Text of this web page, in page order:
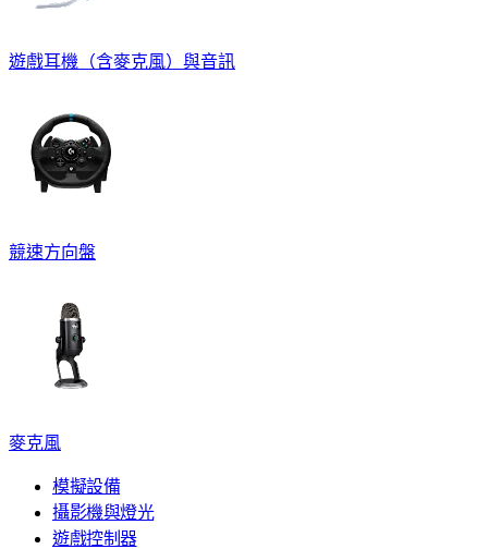
遊戲耳機（含麥克風）與音訊
競速方向盤
麥克風
模擬設備
攝影機與燈光
遊戲控制器